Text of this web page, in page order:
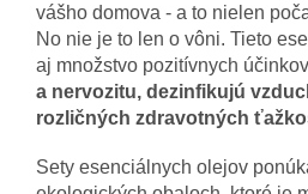
vášho domova - a to nielen
No nie je to len o vôni. Tieto
aj množstvo pozitívnych
a nervozitu, dezinfikujú
rozličných zdravotných
Sety esenciálnych olejov